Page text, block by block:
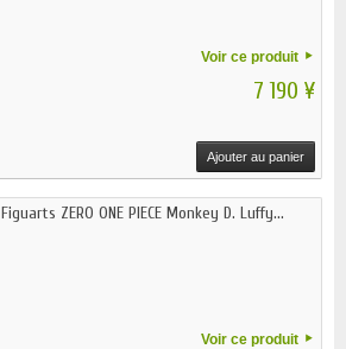
Voir ce produit
7 190 ¥
Ajouter au panier
Figuarts ZERO ONE PIECE Monkey D. Luffy...
Voir ce produit